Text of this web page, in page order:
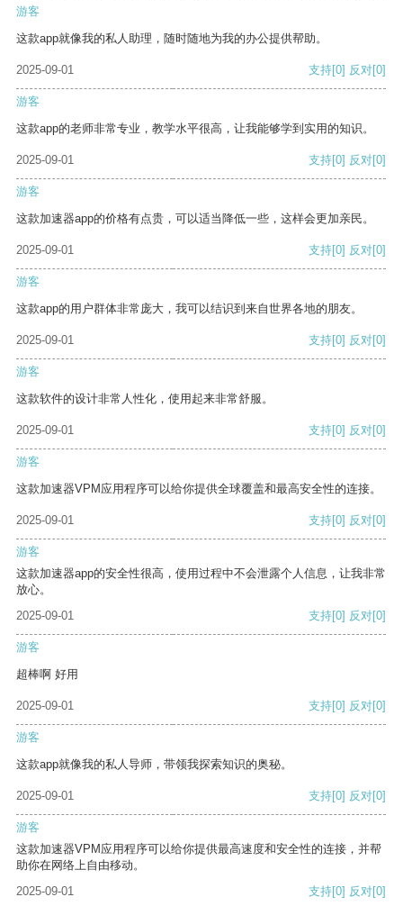
游客
这款app就像我的私人助理，随时随地为我的办公提供帮助。
2025-09-01 支持[0] 反对[0]
游客
这款app的老师非常专业，教学水平很高，让我能够学到实用的知识。
2025-09-01 支持[0] 反对[0]
游客
这款加速器app的价格有点贵，可以适当降低一些，这样会更加亲民。
2025-09-01 支持[0] 反对[0]
游客
这款app的用户群体非常庞大，我可以结识到来自世界各地的朋友。
2025-09-01 支持[0] 反对[0]
游客
这款软件的设计非常人性化，使用起来非常舒服。
2025-09-01 支持[0] 反对[0]
游客
这款加速器VPM应用程序可以给你提供全球覆盖和最高安全性的连接。
2025-09-01 支持[0] 反对[0]
游客
这款加速器app的安全性很高，使用过程中不会泄露个人信息，让我非常
放心。
2025-09-01
支持[0] 反对[0]
游客
超棒啊 好用
2025-09-01 支持[0] 反对[0]
游客
这款app就像我的私人导师，带领我探索知识的奥秘。
2025-09-01 支持[0] 反对[0]
游客
这款加速器VPM应用程序可以给你提供最高速度和安全性的连接，并帮
助你在网络上自由移动。
2025-09-01
支持[0] 反对[0]